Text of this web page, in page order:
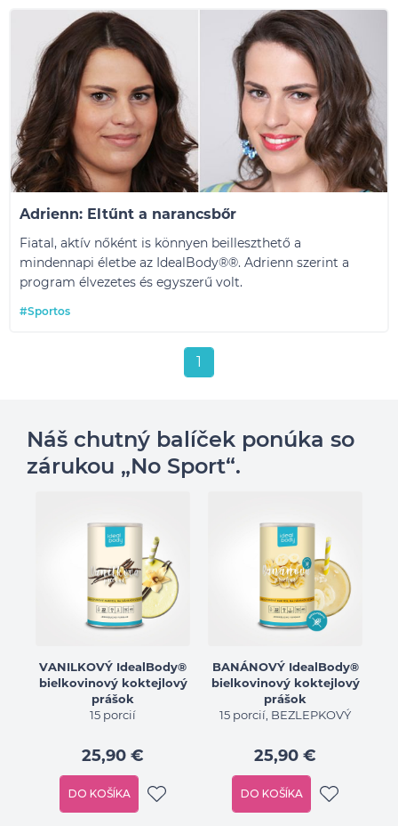
Adrienn: Eltűnt a narancsbőr
Fiatal, aktív nőként is könnyen beilleszthető a
mindennapi életbe az IdealBody®®. Adrienn szerint a
program élvezetes és egyszerű volt.
#Sportos
1
Náš chutný balíček ponúka so
zárukou „No Sport“.
VANILKOVÝ IdealBody®
bielkovinový koktejlový
prášok
15 porcií
25,90 €
DO KOŠÍKA
BANÁNOVÝ IdealBody®
bielkovinový koktejlový
prášok
15 porcií, BEZLEPKOVÝ
25,90 €
DO KOŠÍKA